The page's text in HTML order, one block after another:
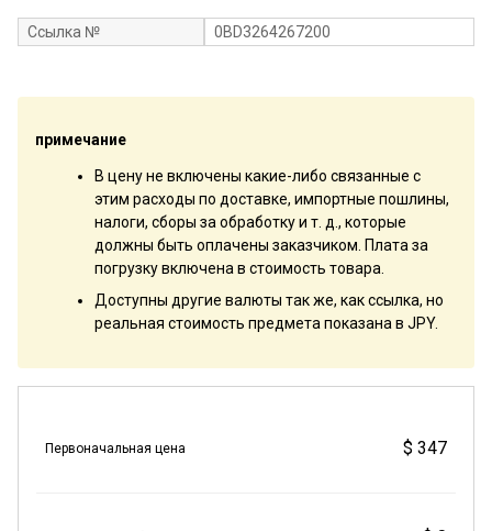
Ссылка № 0BD3264267200
примечание
В цену не включены какие-либо связанные с
этим расходы по доставке, импортные пошлины,
налоги, сборы за обработку и т. д., которые
должны быть оплачены заказчиком. Плата за
погрузку включена в стоимость товара.
Доступны другие валюты так же, как ссылка, но
реальная стоимость предмета показана в JPY.
Первоначальная цена $ 347